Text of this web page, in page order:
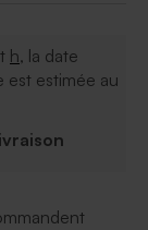
h, la date
estimée au